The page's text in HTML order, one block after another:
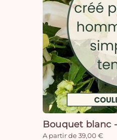
Bouquet blanc
A partir de 39,00 €